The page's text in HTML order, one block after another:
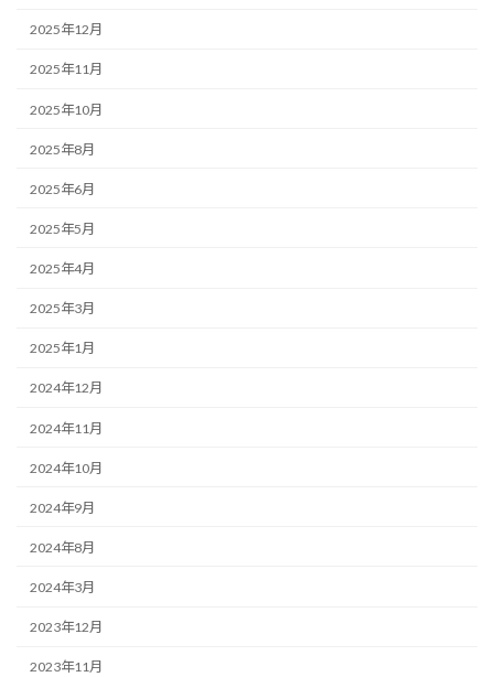
2025年12月
2025年11月
2025年10月
2025年8月
2025年6月
2025年5月
2025年4月
2025年3月
2025年1月
2024年12月
2024年11月
2024年10月
2024年9月
2024年8月
2024年3月
2023年12月
2023年11月